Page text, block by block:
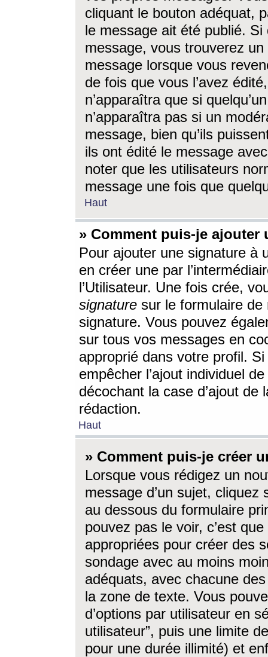
cliquant le bouton adéquat,
le message ait été publié. Si
message, vous trouverez
message lorsque vous
de fois que vous l’avez
n’apparaîtra que si
n’apparaîtra pas si un
message, bien qu’ils
ils ont édité le message
noter que les utilisateurs
message une fois que
Haut
» Comment puis-je ajouter
Pour ajouter une signature à
en créer une par
l’Utilisateur. Une fois crée,
signature sur le formulaire de
signature. Vous pouvez
sur tous vos messages en
approprié dans votre profil.
empêcher l’ajout individuel
décochant la case d’ajout
rédaction.
Haut
» Comment puis-je créer
Lorsque vous rédigez un
message d’un sujet, cliquez
au dessous du formulaire
pouvez pas le voir, c’est
appropriées pour créer des
sondage avec au moins
adéquats, avec chacune
la zone de texte. Vous
d’options par utilisateur en
utilisateur”, puis une limite
pour une durée illimité) et